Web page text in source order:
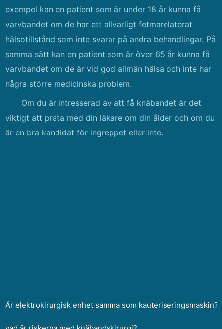
exempel kan en patient som är under 18 år kunna få
varvbandet om de har ett allvarligt fetmarelaterat
hälsotillstånd som inte svarar på andra behandlingar. På
samma sätt kan en patient som är över 65 år kunna få
varvbandet om de är vid god allmän hälsa och inte har
några större medicinska problem.
Om du är intresserad av att få knäbandet är det
viktigt att prata med din läkare om din ålder och om du
är en bra kandidat för ingreppet eller inte.
Är elektrokirurgisk enhet samma som kauteriseringsmaskin?